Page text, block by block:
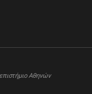
Αθηνών